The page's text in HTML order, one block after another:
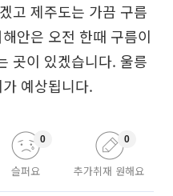
고 제주도는 가끔 구름
안은 오전 한때 구름이
곳이 있겠습니다. 울릉
예상됩니다.
슬퍼요
0
추가취재 원해요
0